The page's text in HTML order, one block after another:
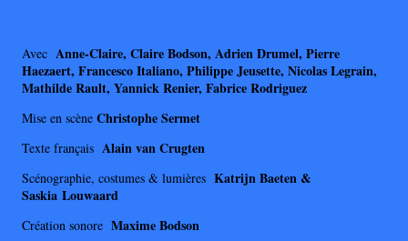
Avec Anne-Claire, Claire Bodson, Adrien Drumel, Pierre
Haezaert, Francesco Italiano, Philippe Jeusette, Nicolas Legrain,
Mathilde Rault, Yannick Renier, Fabrice Rodriguez
Mise en scène Christophe Sermet
Texte français Alain van Crugten
Scénographie, costumes & lumières Katrijn Baeten &
Saskia Louwaard
Création sonore Maxime Bodson